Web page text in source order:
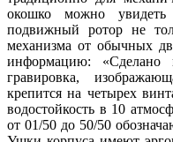
окошко можно
подвижный ротор не
механизма от обычных
информацию: «Сделано
гравировка,
крепится на четырех
водостойкость в 10
от 01/50 до 50/50